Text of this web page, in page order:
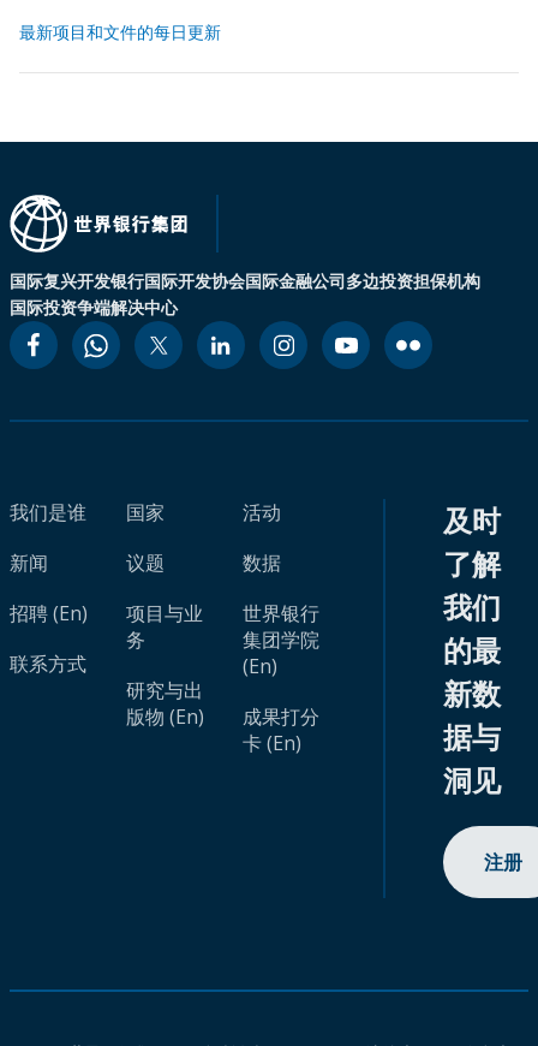
最新项目和文件的每日更新
国际复兴开发银行国际开发协会国际金融公司多边投资担保机构
国际投资争端解决中心
我们是谁
新闻
招聘 (En)
联系方式
国家
议题
项目与业
务
研究与出
版物 (En)
活动
数据
世界银行
集团学院
(En)
成果打分
卡 (En)
及时
了解
我们
的最
新数
据与
洞见
注册